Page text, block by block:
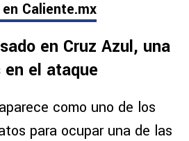
en Caliente.mx
en Cruz Azul, una
el ataque
aparece como uno de los
para ocupar una de las